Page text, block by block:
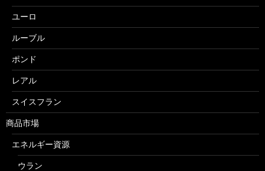
ユーロ
ルーブル
ポンド
レアル
スイスフラン
商品市場
エネルギー資源
ウラン